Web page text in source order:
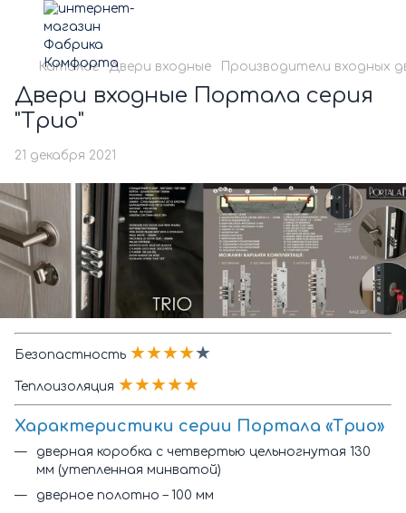
Каталог Двери входные Производители входных
Двери входные Портала серия
"Трио"
21 декабря 2021
Безопастность ★★★★★
Теплоизоляция ★★★★★
Характеристики cерии Портала «Трио»
дверная коробка с четвертью цельногнутая 130
мм (утепленная минватой)
дверное полотно – 100 мм